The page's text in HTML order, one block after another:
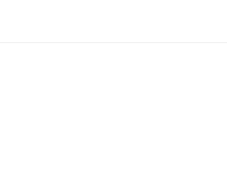
一个解读，都好像说的
不懂；每个人都戴着
宿命，是隐藏在冥冥中
爱的人并不容易；给